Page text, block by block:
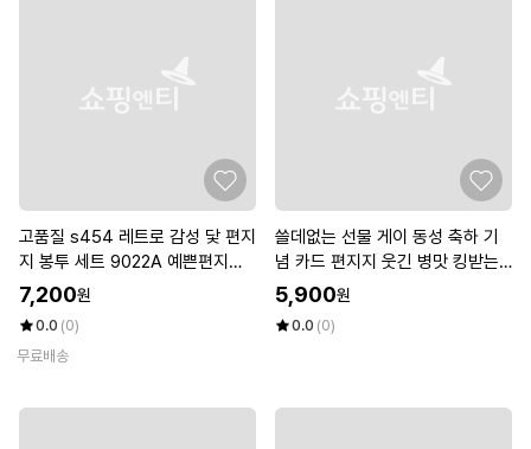
고품질 s454 레트로 감성 닻 편지
지 봉투 세트 9022A 예쁜편지봉
투 (WCB0967)
7,200원
0.0 (0)
무료배송
쓸데없는 선물 게이 동성 축하 기
념 카드 편지지 웃긴 병맛 킹받는
신박한 특별한 쓸모없는 남자친구
생일
5,900원
0.0 (0)